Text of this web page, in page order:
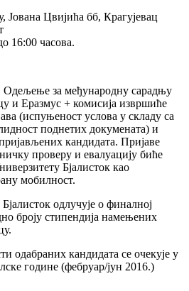
Јована Цвијића бб, Крагујевац
16:00 часова.
Одељење за међународну сарадњу
и Еразмус + комисија извршиће
(испуњеност услова у складу са
поднетих докумената) и
кандидата. Пријаве
проверу и евалуацију биће
Бјалисток као
мобилност.
одлучује о финалној
броју стипендија намењених
одабраних кандидата се очекује у
године (фебруар/јун 2016.)